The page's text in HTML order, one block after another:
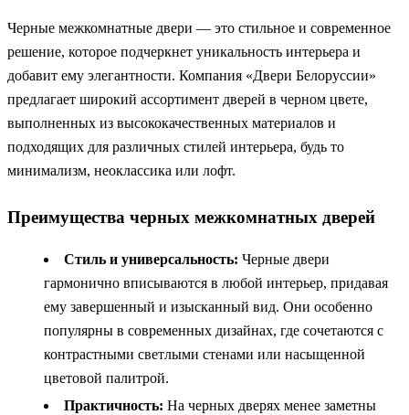
Черные межкомнатные двери — это стильное и современное
решение, которое подчеркнет уникальность интерьера и
добавит ему элегантности. Компания «Двери Белоруссии»
предлагает широкий ассортимент дверей в черном цвете,
выполненных из высококачественных материалов и
подходящих для различных стилей интерьера, будь то
минимализм, неоклассика или лофт.
Преимущества черных межкомнатных дверей
Стиль и универсальность: Черные двери
гармонично вписываются в любой интерьер, придавая
ему завершенный и изысканный вид. Они особенно
популярны в современных дизайнах, где сочетаются с
контрастными светлыми стенами или насыщенной
цветовой палитрой.
Практичность: На черных дверях менее заметны